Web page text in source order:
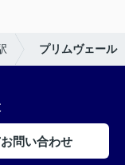
プリムヴェール
お問い合わせ